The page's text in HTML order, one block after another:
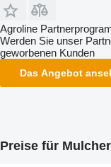
Agroline
Werden Sie unser
geworbenen Kunden
Das Angebot
Preise für Mulcher